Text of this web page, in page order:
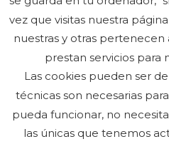
vez que visitas nuestra
nuestras y otras
prestan servicios para
Las cookies pueden ser
técnicas son necesarias
pueda funcionar, no
las únicas que tenemos